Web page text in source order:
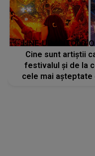
LINE-UP UNTOLD
Cine sunt artiștii
festivalul și de la
cele mai